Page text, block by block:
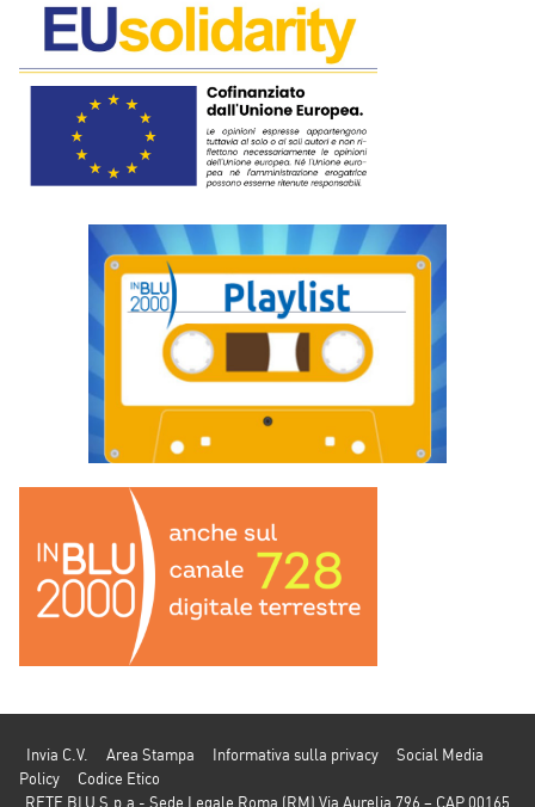
Invia C.V. Area Stampa Informativa sulla privacy
Social Media
Policy
Codice Etico
RETE BLU S.p.a - Sede Legale Roma (RM) Via Aurelia 796 – CAP 00165